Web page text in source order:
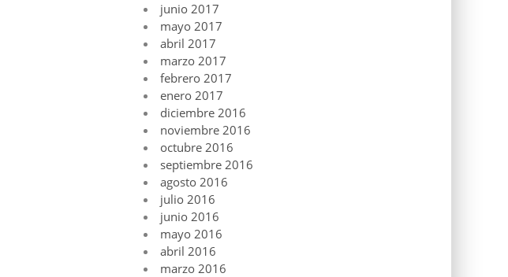
junio 2017
mayo 2017
abril 2017
marzo 2017
febrero 2017
enero 2017
diciembre 2016
noviembre 2016
octubre 2016
septiembre 2016
agosto 2016
julio 2016
junio 2016
mayo 2016
abril 2016
marzo 2016